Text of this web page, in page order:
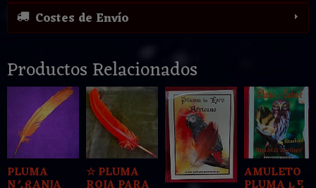
Costes de Envío
Productos Relacionados
PLUMA ☆ PLUMA AMULETO